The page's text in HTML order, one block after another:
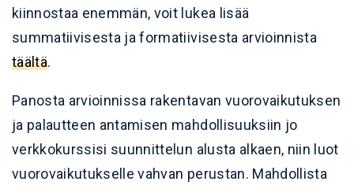
kiinnostaa enemmän, voit lukea lisää
summatiivisesta ja formatiivisesta arvioinnista
täältä.
Panosta arvioinnissa rakentavan vuorovaikutuksen
ja palautteen antamisen mahdollisuuksiin jo
verkkokurssisi suunnittelun alusta alkaen, niin luot
vuorovaikutukselle vahvan perustan. Mahdollista